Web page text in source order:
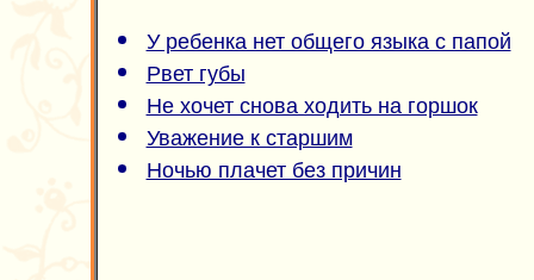
У ребенка нет общего языка с папой
Рвет губы
Не хочет снова ходить на горшок
Уважение к старшим
Ночью плачет без причин